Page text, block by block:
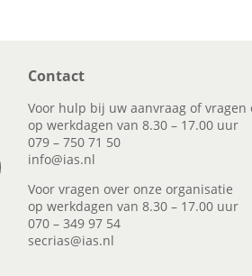
Contact
Voor hulp bij uw aanvraag of vragen
op werkdagen van 8.30 – 17.00 uur
079 – 750 71 50
info@ias.nl
Voor vragen over onze organisatie
op werkdagen van 8.30 – 17.00 uur
070 – 349 97 54
secrias@ias.nl